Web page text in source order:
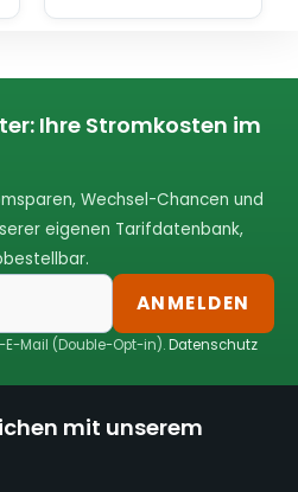
Ihre Stromkosten im
Wechsel-Chancen und
eigenen Tarifdatenbank,
ANMELDEN
Mail (Double-Opt-in).Datenschutz
mit unserem